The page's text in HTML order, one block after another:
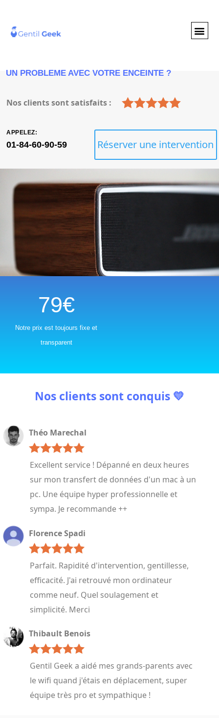
UN PROBLEME AVEC VOTRE ENCEINTE ?
Nos clients sont satisfaits :
APPELEZ:
01-84-60-90-59 Réserver une intervention
79€
Notre prix est toujours fixe et
transparent
Nos clients sont conquis 💛
Théo Marechal
Excellent service ! Dépanné en deux heures
sur mon transfert de données d'un mac à un
pc. Une équipe hyper professionnelle et
sympa. Je recommande ++
Florence Spadi
Parfait. Rapidité d'intervention, gentillesse,
efficacité. J'ai retrouvé mon ordinateur
comme neuf. Quel soulagement et
simplicité. Merci
Thibault Benois
Gentil Geek a aidé mes grands-parents avec
le wifi quand j'étais en déplacement, super
équipe très pro et sympathique !